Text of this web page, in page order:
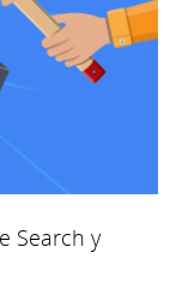
Search y